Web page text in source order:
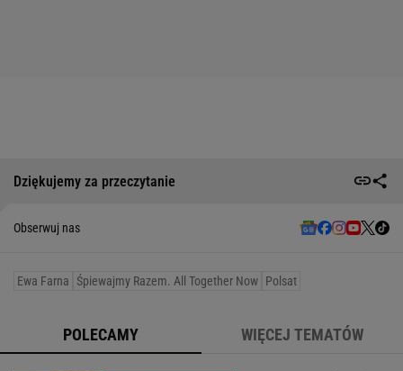
Dziękujemy za przeczytanie
Obserwuj nas
Ewa Farna Śpiewajmy Razem. All Together Now Polsat
POLECAMY WIĘCEJ TEMATÓW